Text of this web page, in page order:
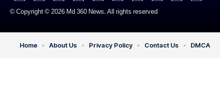
© Copyright © 2026 Md 360 News. All rights reserved
Home About Us Privacy Policy Contact Us DMCA